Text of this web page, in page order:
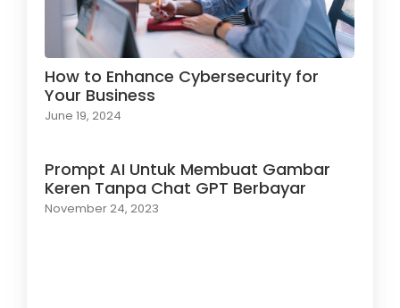
How to Enhance Cybersecurity for
Your Business
June 19, 2024
Prompt AI Untuk Membuat Gambar
Keren Tanpa Chat GPT Berbayar
November 24, 2023